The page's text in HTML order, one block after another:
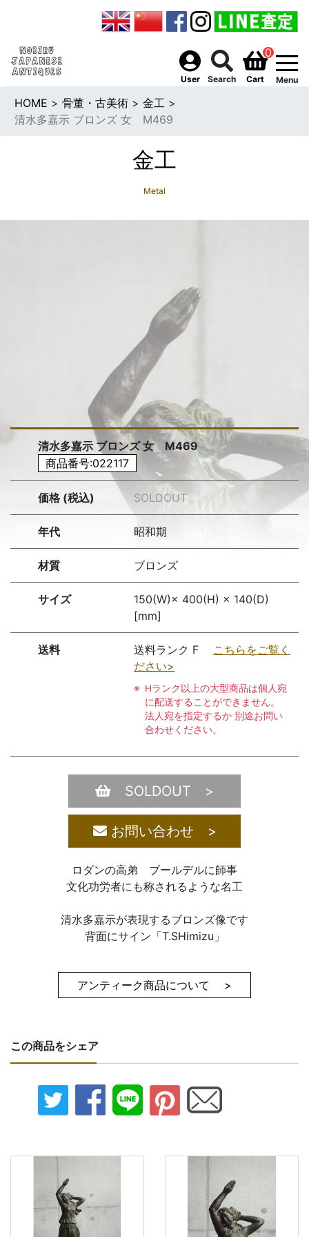
User Search
0
Cart Menu
HOME > 骨董・古美術 > 金工 >
清水多嘉示 ブロンズ 女 M469
金工
Metal
清水多嘉示 ブロンズ 女 M469
商品番号:022117
価格 (税込) SOLDOUT
年代 昭和期
材質 ブロンズ
サイズ
150(W)× 400(H) × 140(D)
[mm]
送料 送料ランク F こちらをご覧く
ださい>
Hランク以上の大型商品は個人宛
に配送することができません。
法人宛を指定するか 別途お問い
合わせください。
SOLDOUT >
お問い合わせ >
ロダンの高弟 ブールデルに師事
文化功労者にも称されるような名工
清水多嘉示が表現するブロンズ像です
背面にサイン「T.SHimizu」
アンティーク商品について >
この商品をシェア